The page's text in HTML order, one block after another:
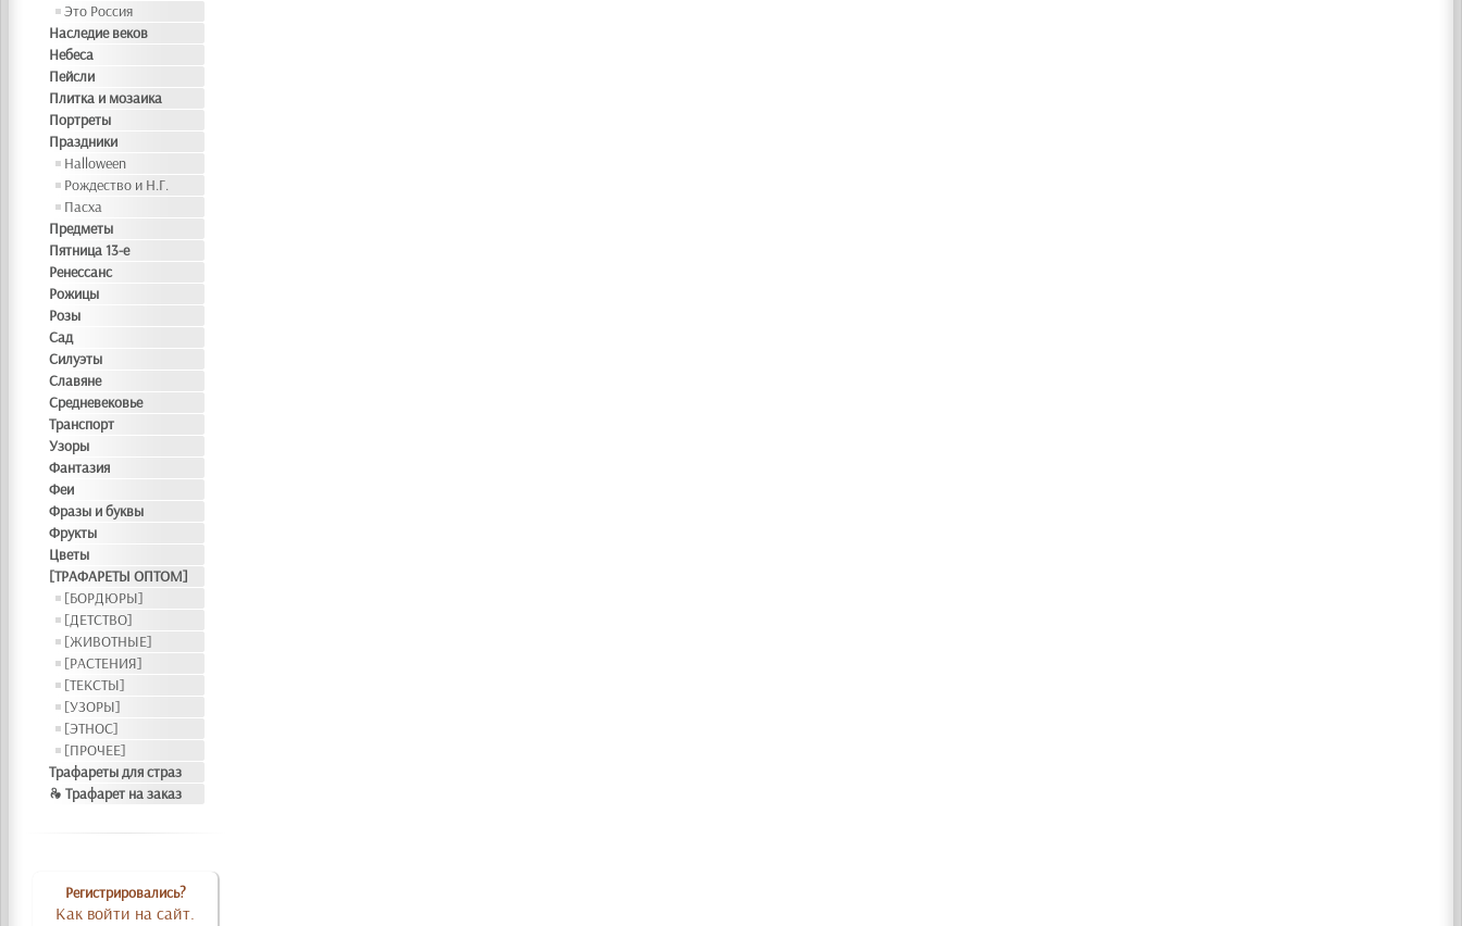
Это Россия
Наследие веков
Небеса
Пейсли
Плитка и мозаика
Портреты
Праздники
Halloween
Рождество и Н.Г.
Пасха
Предметы
Пятница 13-е
Ренессанс
Рожицы
Розы
Сад
Силуэты
Славяне
Средневековье
Транспорт
Узоры
Фантазия
Феи
Фразы и буквы
Фрукты
Цветы
[ТРАФАРЕТЫ ОПТОМ]
[БОРДЮРЫ]
[ДЕТСТВО]
[ЖИВОТНЫЕ]
[РАСТЕНИЯ]
[ТЕКСТЫ]
[УЗОРЫ]
[ЭТНОС]
[ПРОЧЕЕ]
Трафареты для страз
❧ Трафарет на заказ
Регистрировались?
Как войти на сайт.